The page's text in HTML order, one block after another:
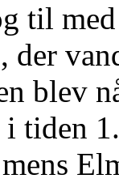
til
der
blev
tiden